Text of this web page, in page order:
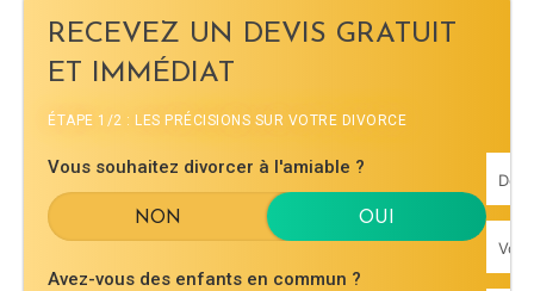
RECEVEZ UN DEVIS GRATUIT
ET IMMÉDIAT
ÉTAPE 1/2 : LES PRÉCISIONS SUR VOTRE DIVORCE
Vous souhaitez divorcer à l'amiable ?
Avez-vous des enfants en commun ?